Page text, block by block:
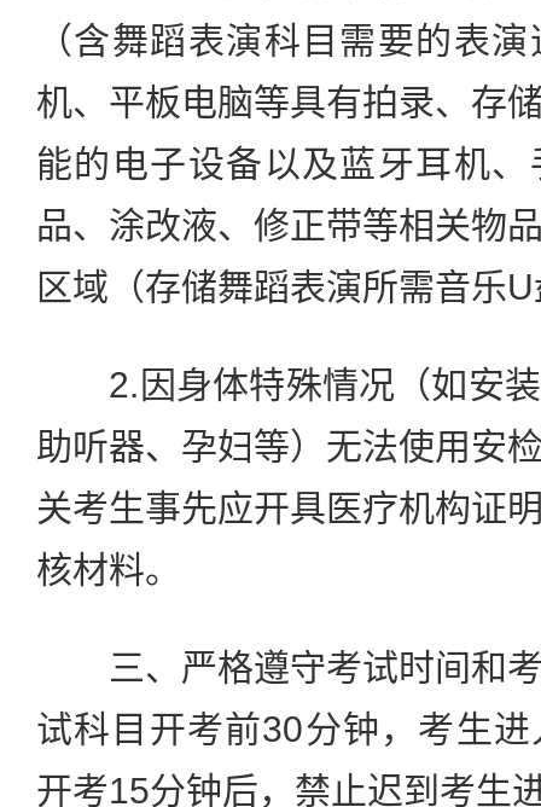
（含舞蹈表演科目需要的表
机、平板电脑等具有拍录、存
能的电子设备以及蓝牙耳机
品、涂改液、修正带等相关物
区域（存储舞蹈表演所需音乐
2.因身体特殊情况（如安装
助听器、孕妇等）无法使用安
关考生事先应开具医疗机构证
核材料。
三、严格遵守考试时间和考
试科目开考前30分钟，考生
开考15分钟后，禁止迟到考生